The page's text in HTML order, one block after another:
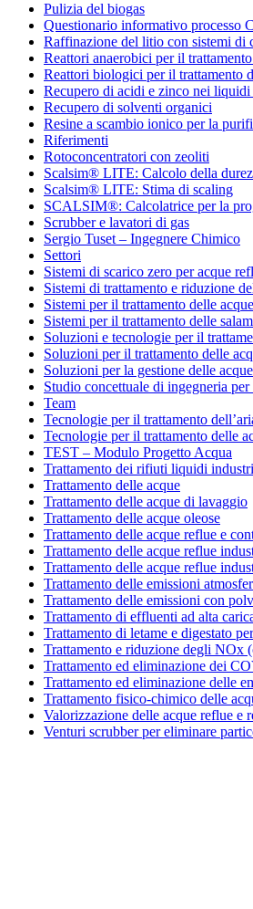
Pulizia del biogas
Questionario informativo processo
Raffinazione del litio con sistemi di
Reattori anaerobici per il
Reattori biologici per il trattamento
Recupero di acidi e zinco nei liquidi
Recupero di solventi organici
Resine a scambio ionico per la
Riferimenti
Rotoconcentratori con zeoliti
Scalsim® LITE: Calcolo della
Scalsim® LITE: Stima di scaling
SCALSIM®: Calcolatrice per la
Scrubber e lavatori di gas
Sergio Tuset – Ingegnere Chimico
Settori
Sistemi di scarico zero per acque
Sistemi di trattamento e riduzione
Sistemi per il trattamento delle
Sistemi per il trattamento delle
Soluzioni e tecnologie per il
Soluzioni per il trattamento delle
Soluzioni per la gestione delle
Studio concettuale di ingegneria
Team
Tecnologie per il trattamento
Tecnologie per il trattamento delle
TEST – Modulo Progetto Acqua
Trattamento dei rifiuti liquidi
Trattamento delle acque
Trattamento delle acque di lavaggio
Trattamento delle acque oleose
Trattamento delle acque reflue e
Trattamento delle acque reflue
Trattamento delle acque reflue
Trattamento delle emissioni
Trattamento delle emissioni con
Trattamento di effluenti ad alta
Trattamento di letame e digestato
Trattamento e riduzione degli NOx
Trattamento ed eliminazione dei
Trattamento ed eliminazione delle
Trattamento fisico-chimico delle
Valorizzazione delle acque reflue e
Venturi scrubber per eliminare